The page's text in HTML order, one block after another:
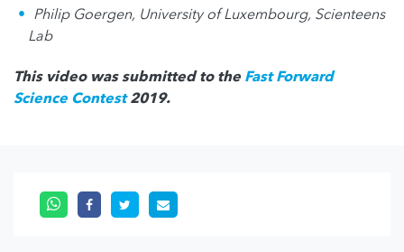
Philip Goergen, University of Luxembourg, Scienteens
Lab
This video was submitted to the Fast Forward
Science Contest2019.